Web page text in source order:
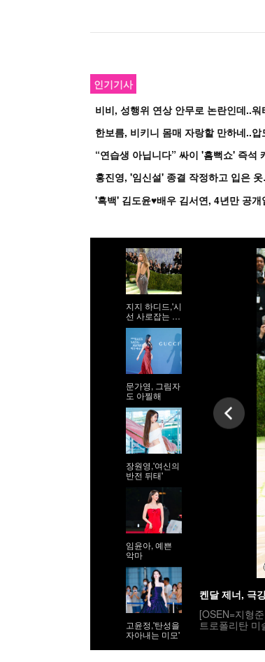
인기기사
비비, 성행위 연상 안무로 논란인데..
한보름, 비키니 몸매 자랑할 만하네..
홍진영, '임신설' 종결 작정하고 입은
지지 하디드,'시
선 사로잡는 9
등신 시스루 자
태'
문가영, 그림자
도 아찔해
장원영,'여신의
반전 뒤태'
임윤아, 예쁜
악마
고윤정,'탄성을
자아내는 미모'
켄달 제너, 극
[OSEN=지형
트로폴리탄
yimages(무단